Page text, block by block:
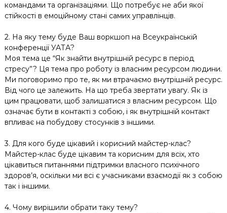
командами та організаціями. Що потребує не аби якої
стійкості в емоційному стані самих управлінців.
2. На яку тему буде Ваш воркшоп на Всеукраїнській
конференції УАТА?
Моя тема це “Як знайти внутрішній ресурс в період
стресу”? Ця тема про роботу із власним ресурсом людини.
Ми поговоримо про те, як ми втрачаємо внутрішній ресурс.
Від чого це залежить. На що треба звертати увагу. Як із
цим працювати, щоб залишатися з власним ресурсом. Що
означає бути в контакті з собою, і як внутрішній контакт
впливає на побудову стосунків з іншими.
3. Для кого буде цікавий і корисний майстер-клас?
Майстер-клас буде цікавим та корисним для всіх, хто
цікавиться питаннями підтримки власного психічного
здоров’я, оскільки ми всі є учасниками взаємодії як з собою
так і іншими.
4. Чому вирішили обрати таку тему?